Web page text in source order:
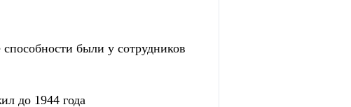
были у сотрудников
до 1944 года